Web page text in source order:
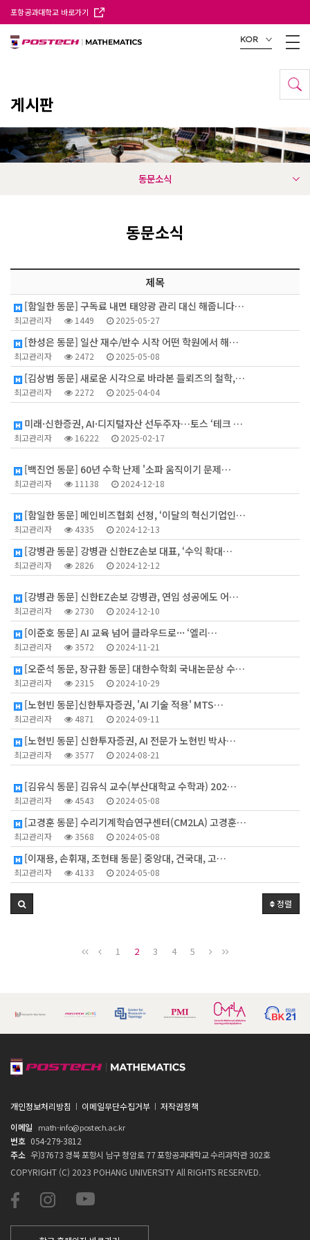
포항공과대학교 바로가기
KOR
게시판
동문소식
동문소식
제목
[함일한 동문] 구독료 내면 태양광 관리 대신 해줍니다…
최고관리자 1449 2025-05-27
[한성은 동문] 일산 재수/반수 시작 어떤 학원에서 해…
최고관리자 2472 2025-05-08
[김상범 동문] 새로운 시각으로 바라본 들뢰즈의 철학,…
최고관리자 2272
2025-04-04
미래·신한증권, AI·디지털자산 선두주자…토스 ‘테크 …
최고관리자 16222
2025-02-17
[백진언 동문] 60년 수학 난제 '소파 움직이기 문제…
최고관리자 11138
2024-12-18
[함일한 동문] 메인비즈협회 선정, ‘이달의 혁신기업인…
최고관리자 4335 2024-12-13
[강병관 동문] 강병관 신한EZ손보 대표, ‘수익 확대…
최고관리자 2826
2024-12-12
[강병관 동문] 신한EZ손보 강병관, 연임 성공에도 어…
최고관리자 2730 2024-12-10
[이준호 동문] AI 교육 넘어 클라우드로··· ‘엘리…
최고관리자 3572 2024-11-21
[오준석 동문, 장규환 동문] 대한수학회 국내논문상 수…
최고관리자 2315 2024-10-29
[노현빈 동문]신한투자증권, 'AI 기술 적용' MTS…
최고관리자 4871 2024-09-11
[노현빈 동문] 신한투자증권, AI 전문가 노현빈 박사…
최고관리자 3577
2024-08-21
[김유식 동문] 김유식 교수(부산대학교 수학과) 202…
최고관리자 4543 2024-05-08
[고경훈 동문] 수리기계학습연구센터(CM2LA) 고경훈…
최고관리자 3568 2024-05-08
[이재용, 손휘재, 조현태 동문] 중앙대, 건국대, 고…
최고관리자 4133 2024-05-08
정렬
1 2 3 4 5
개인정보처리방침 이메일무단수집거부
저작권정책
이메일
math-info@postech.ac.kr
번호 054-279-3812
주소 우)37673 경북 포항시 남구 청암로 77 포항공과대학교 수리과학관 302호
COPYRIGHT (C) 2023 POHANG UNIVERSITY All RIGHTS RESERVED.